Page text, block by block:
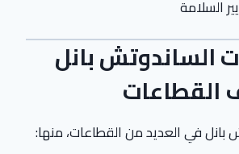
السلامة
الساندوتش بانل
بانل في العديد من القطاعات، منها: